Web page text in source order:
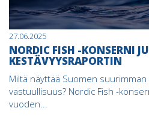
27.06.2025
NORDIC FISH -KONSERNI
KESTÄVYYSRAPORTIN
Miltä näyttää Suomen
vastuullisuus? Nordic Fish -
vuoden...